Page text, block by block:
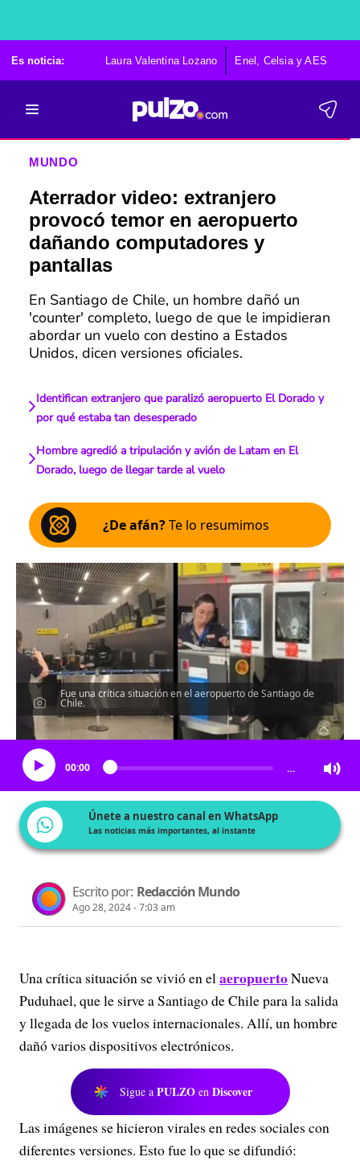
Es noticia: Laura Valentina Lozano Enel, Celsia y AES
MUNDO
Aterrador video: extranjero
provocó temor en aeropuerto
dañando computadores y
pantallas
En Santiago de Chile, un hombre dañó un
'counter' completo, luego de que le impidieran
abordar un vuelo con destino a Estados
Unidos, dicen versiones oficiales.
Identifican extranjero que paralizó aeropuerto El Dorado y
por qué estaba tan desesperado
Hombre agredió a tripulación y avión de Latam en El
Dorado, luego de llegar tarde al vuelo
¿De afán?Te lo resumimos
Fue una crítica situación en el aeropuerto de Santiago de
Chile.
Escucha el artículo
00:00 …
Únete a nuestro canal en WhatsApp
Las noticias más importantes, al instante
Escrito por: Redacción Mundo
Ago 28, 2024 - 7:03 am
Una crítica situación se vivió en elaeropuertoNueva
Puduhael, que le sirve a Santiago de Chile para la salida
y llegada de los vuelos internacionales. Allí, un hombre
dañó varios dispositivos electrónicos.
Sigue a PULZO en Discover
Las imágenes se hicieron virales en redes sociales con
diferentes versiones. Esto fue lo que se difundió: